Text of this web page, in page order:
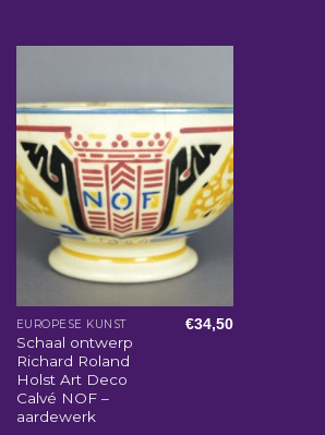
EUROPESE KUNST
Schaal ontwerp
Richard Roland
Holst Art Deco
Calvé NOF –
aardewerk
€34,50